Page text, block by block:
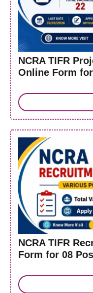
NCRA TIFR
Online Form
NCRA TIFR
Form for 08